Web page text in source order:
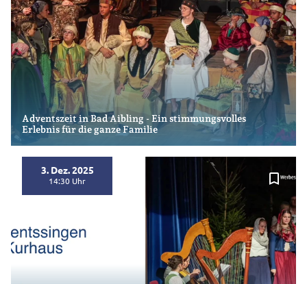
Adventszeit in Bad Aibling - Ein stimmungsvolles
Erlebnis für die ganze Familie
bookmark_border
3. Dez. 2025
14:30